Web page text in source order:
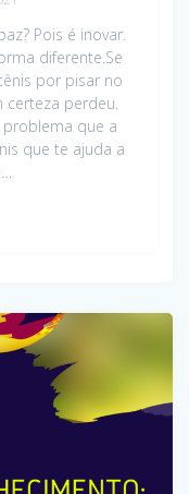
Pois é inovar.
diferente.Se
por pisar no
certeza perdeu.
que a
que te ajuda a